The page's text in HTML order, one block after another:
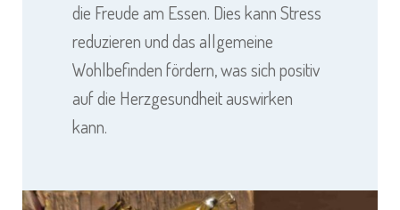
die Freude am Essen. Dies kann Stress
reduzieren und das allgemeine
Wohlbefinden fördern, was sich positiv
auf die Herzgesundheit auswirken
kann.